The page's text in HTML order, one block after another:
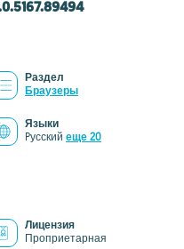
Раздел
Браузеры
Языки
Pусский еще 20
Лицензия
Проприетарная